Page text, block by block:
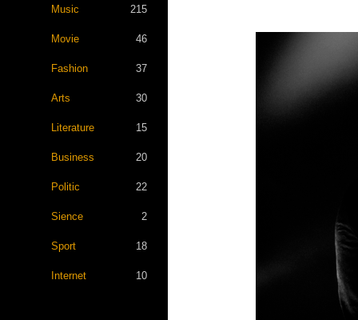
Music 215
Movie 46
Fashion 37
Arts 30
Literature 15
Business 20
Politic 22
Sience 2
Sport 18
Internet 10